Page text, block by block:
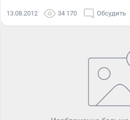
13.08.2012 34 170 Обсудить